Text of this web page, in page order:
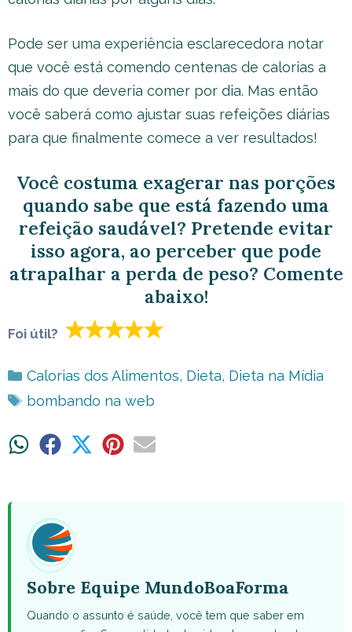
Pode ser uma experiência esclarecedora notar
que você está comendo centenas de calorias a
mais do que deveria comer por dia. Mas então
você saberá como ajustar suas refeições diárias
para que finalmente comece a ver resultados!
Você costuma exagerar nas porções
quando sabe que está fazendo uma
refeição saudável? Pretende evitar
isso agora, ao perceber que pode
atrapalhar a perda de peso? Comente
abaixo!
Foi útil?
Categorias
Calorias dos Alimentos, Dieta, Dieta na Mídia
Tags
bombando na web
ShareShare ShareShareShare
Sobre Equipe MundoBoaForma
Quando o assunto é saúde, você tem que saber em